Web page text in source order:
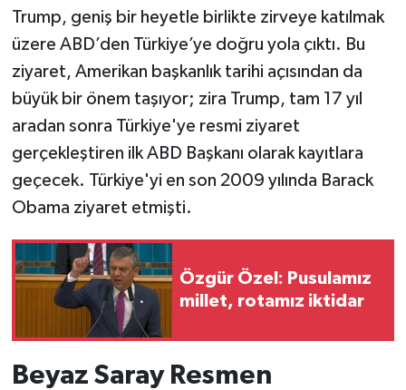
Trump, geniş bir heyetle birlikte zirveye katılmak
üzere ABD’den Türkiye’ye doğru yola çıktı. Bu
ziyaret, Amerikan başkanlık tarihi açısından da
büyük bir önem taşıyor; zira Trump, tam 17 yıl
aradan sonra Türkiye'ye resmi ziyaret
gerçekleştiren ilk ABD Başkanı olarak kayıtlara
geçecek. Türkiye'yi en son 2009 yılında Barack
Obama ziyaret etmişti.
Özgür Özel: Pusulamız
millet, rotamız iktidar
Beyaz Saray Resmen